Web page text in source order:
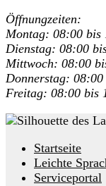
Öffnungzeiten:
Montag: 08:00 bis
Dienstag: 08:00
Mittwoch: 08:00
Donnerstag:
Freitag: 08:00 bis
Startseite
Leichte
Serviceportal